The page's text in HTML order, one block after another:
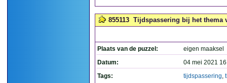
855113 Tijdspassering bij het thema
Plaats van de puzzel:
eigen maaksel
Datum:
04 mei 2021
Tags:
tijdspassering,